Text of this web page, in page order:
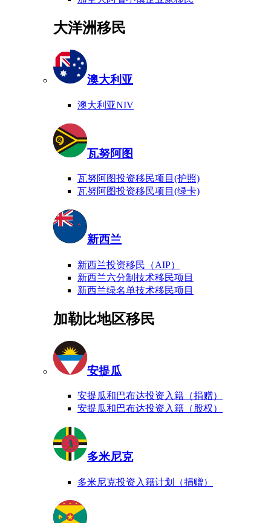
大洋洲移民
澳大利亚
澳大利亚NIV
瓦努阿图
瓦努阿图投资移民项目(护照)
瓦努阿图投资移民项目(绿卡)
新西兰
新西兰投资移民（AIP）
新西兰六分制技术移民项目
新西兰绿名单技术移民项目
加勒比地区移民
安提瓜
安提瓜和巴布达投资入籍（捐赠）
安提瓜和巴布达投资入籍（股权）
多米尼克
多米尼克投资入籍计划（捐赠）